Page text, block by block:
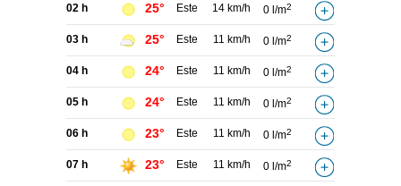
02 h 25° Este 14 km/h 0 l/m2
03 h 25° Este 11 km/h 0 l/m2
04 h 24° Este 11 km/h 0 l/m2
05 h 24° Este 11 km/h 0 l/m2
06 h 23° Este 11 km/h 0 l/m2
07 h 23° Este 11 km/h 0 l/m2